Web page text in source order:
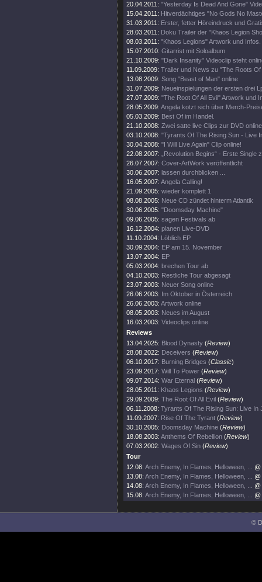
20.04.2011: "Yesterday Is Dead And Gone"
15.04.2011: Hitverdächtiges "No Gods No
31.03.2011: Erster, fetter Höreindruck und
28.03.2011: Doku Trailer der "Khaos Legion
08.03.2011: "Khaos Legions" Artwork und Infos.
15.07.2010: Gitarrist mit Soloalbum
21.10.2009: "Dark Insanity" Videoclip steht
11.09.2009: Trailer und News zu "The Roots Of
13.08.2009: Song "Beast of Man" online
31.07.2009: Neueinspielungen der ersten drei
27.07.2009: "The Root Of All Evil" Artwork und
28.05.2009: Angela kotzt sich über Merch-
05.03.2009: Best Of im Handel.
21.10.2008: Zwei satte live Clips zur DVD
03.10.2008: "Tyrants Of The Rising Sun - Live
30.04.2008: "I Will Live Again" Clip online!
22.08.2007:
„Revolution Begins“ - Erste Single
26.07.2007: Cover-ArtWork veröffentlicht
30.06.2007: lassen durchblicken ...
16.05.2007: Angela Calling!
21.09.2005: wieder komplett 1
08.08.2005: Neue CD zündet hinterm Atlantik
30.06.2005: "Doomsday Machine"
09.06.2005: sagen Festivals ab
16.12.2004: planen Live-DVD
11.10.2004: Löblich EP
30.09.2004: EP am 15. November
13.07.2004: EP
05.03.2004: brechen Tour ab
04.10.2003: Restliche Tour abgesagt
23.07.2003: Neuer Song online
26.06.2003: Im Oktober in Österreich
26.06.2003: Artwork online
08.05.2003: Neues im August
16.03.2003: Videoclips online
Reviews
13.04.2025: Blood Dynasty (Review)
28.08.2022: Deceivers (Review)
06.10.2017: Burning Bridges (Classic)
23.09.2017: Will To Power (Review)
09.07.2014: War Eternal (Review)
28.05.2011: Khaos Legions (Review)
29.09.2009: The Root Of All Evil (Review)
06.11.2008: Tyrants Of The Rising Sun: Live In
11.09.2007: Rise Of The Tyrant (Review)
30.10.2005: Doomsday Machine (Review)
18.08.2003: Anthems Of Rebellion (Review)
07.03.2002: Wages Of Sin (Review)
Tour
12.08: Arch Enemy, In Flames, Helloween, ...
13.08: Arch Enemy, In Flames, Helloween, ...
14.08: Arch Enemy, In Flames, Helloween, ...
15.08: Arch Enemy, In Flames, Helloween, ...
©